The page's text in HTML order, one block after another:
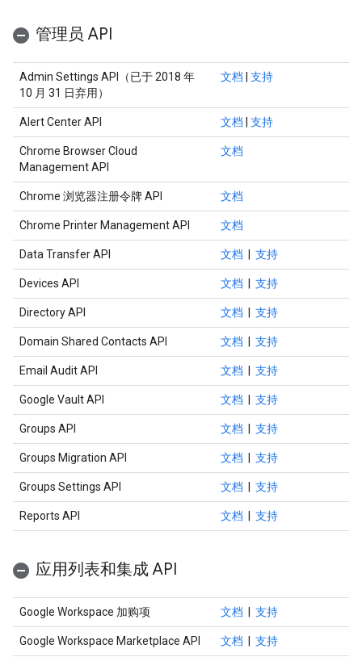
管理员 API
Admin Settings API（已于 2018 年
10 月 31 日弃用）
文档 支持
Alert Center API 文档 支持
Chrome Browser Cloud
Management API
文档
Chrome 浏览器注册令牌 API 文档
Chrome Printer Management API 文档
Data Transfer API 文档 支持
Devices API 文档 支持
Directory API 文档 支持
Domain Shared Contacts API 文档 支持
Email Audit API 文档 支持
Google Vault API 文档 支持
Groups API 文档 支持
Groups Migration API 文档 支持
Groups Settings API 文档 支持
Reports API 文档 支持
应用列表和集成 API
Google Workspace 加购项 文档 支持
Google Workspace Marketplace API 文档 支持